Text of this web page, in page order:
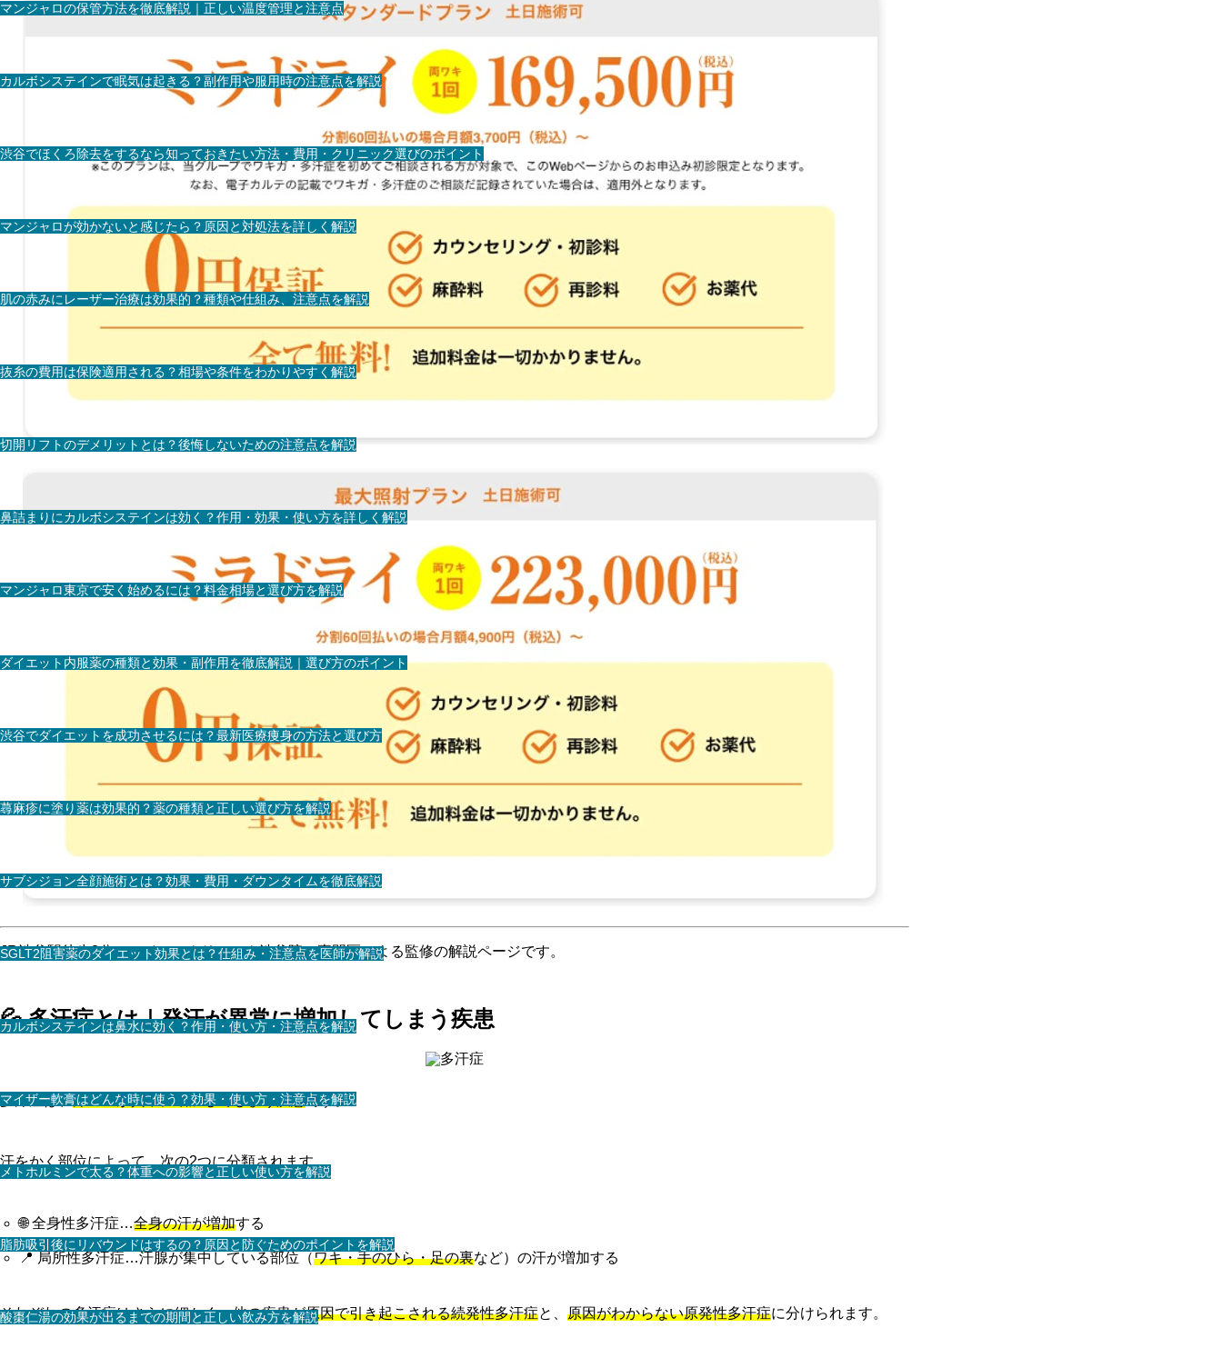
マンジャロの保管方法を徹底解説｜正しい温度管理と注意点
カルボシステインで眠気は起きる？副作用や服用時の注意点を解説
渋谷でほくろ除去をするなら知っておきたい方法・費用・クリニック選びのポイント
マンジャロが効かないと感じたら？原因と対処法を詳しく解説
肌の赤みにレーザー治療は効果的？種類や仕組み、注意点を解説
抜糸の費用は保険適用される？相場や条件をわかりやすく解説
切開リフトのデメリットとは？後悔しないための注意点を解説
鼻詰まりにカルボシステインは効く？作用・効果・使い方を詳しく解説
マンジャロ東京で安く始めるには？料金相場と選び方を解説
ダイエット内服薬の種類と効果・副作用を徹底解説｜選び方のポイント
渋谷でダイエットを成功させるには？最新医療痩身の方法と選び方
蕁麻疹に塗り薬は効果的？薬の種類と正しい選び方を解説
サブシジョン全顔施術とは？効果・費用・ダウンタイムを徹底解説
SGLT2阻害薬のダイエット効果とは？仕組み・注意点を医師が解説
カルボシステインは鼻水に効く？作用・使い方・注意点を解説
マイザー軟膏はどんな時に使う？効果・使い方・注意点を解説
メトホルミンで太る？体重への影響と正しい使い方を解説
脂肪吸引後にリバウンドはするの？原因と防ぐためのポイントを解説
酸棗仁湯の効果が出るまでの期間と正しい飲み方を解説
JR渋谷駅徒歩3分のアイシークリニック渋谷院の専門医による監修の解説ページです。
💦 多汗症とは｜発汗が異常に増加してしまう疾患
多汗症は、汗の量が異常に増加してしまう疾患です。
汗をかく部位によって、次の2つに分類されます。
🌐 全身性多汗症…全身の汗が増加する
📍 局所性多汗症…汗腺が集中している部位（ワキ・手のひら・足の裏など）の汗が増加する
それぞれの多汗症はさらに細かく、他の疾患が原因で引き起こされる続発性多汗症と、 原因がわからない原発性多汗症に分けられます。